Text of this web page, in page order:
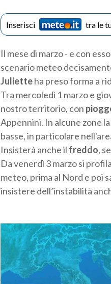
Inserisci tra le
Il mese di marzo - e con
scenario meteo
Julietteha preso forma a
Tra mercoledì 1 marzo e
nostro territorio, con
Appennini. In alcune zone
basse, in particolare
Insisterà anche il freddo,
Da venerdì 3 marzo si
meteo, prima al Nord e poi
insistere dell’instabilità